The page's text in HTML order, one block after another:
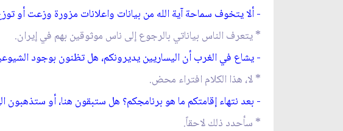
- ألا يتخوف سماحة آية الله من بيانات واعلانات مزورة وزعت أو
* يتعرف الناس بياناتي بالرجوع إلى ناس موثوقين بهم في إيران.
- يشاع في الغرب أن اليساريين يديرونكم، هل تظنون بوجود
* لا، هذا الكلام افتراء محض.
- بعد نتهاء إقامتكم ما هو برنامجكم؟ هل ستبقون هنا، أو ستذهبون
* سأحدد ذلك لاحقاً.